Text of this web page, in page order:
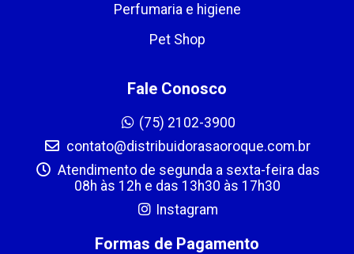
Perfumaria e higiene
Pet Shop
Fale Conosco
(75) 2102-3900
contato@distribuidorasaoroque.com.br
Atendimento de segunda a sexta-feira das
08h às 12h e das 13h30 às 17h30
Instagram
Formas de Pagamento